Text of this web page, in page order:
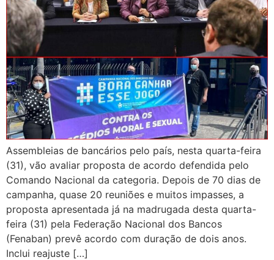
Assembleias de bancários pelo país, nesta quarta-feira
(31), vão avaliar proposta de acordo defendida pelo
Comando Nacional da categoria. Depois de 70 dias de
campanha, quase 20 reuniões e muitos impasses, a
proposta apresentada já na madrugada desta quarta-
feira (31) pela Federação Nacional dos Bancos
(Fenaban) prevê acordo com duração de dois anos.
Inclui reajuste […]